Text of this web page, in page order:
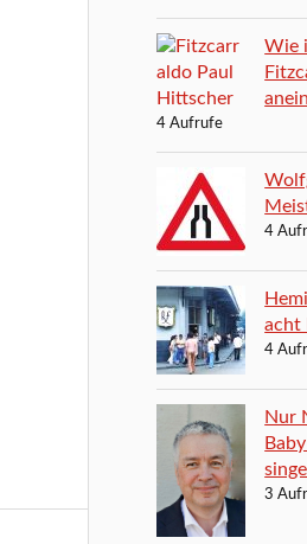
Wie
4 Aufrufe
4
acht
4
Nur
3